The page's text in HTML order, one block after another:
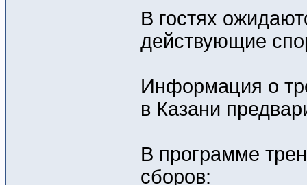
В гостях
действующие
Информация о
в Казани
В программе
сборов: